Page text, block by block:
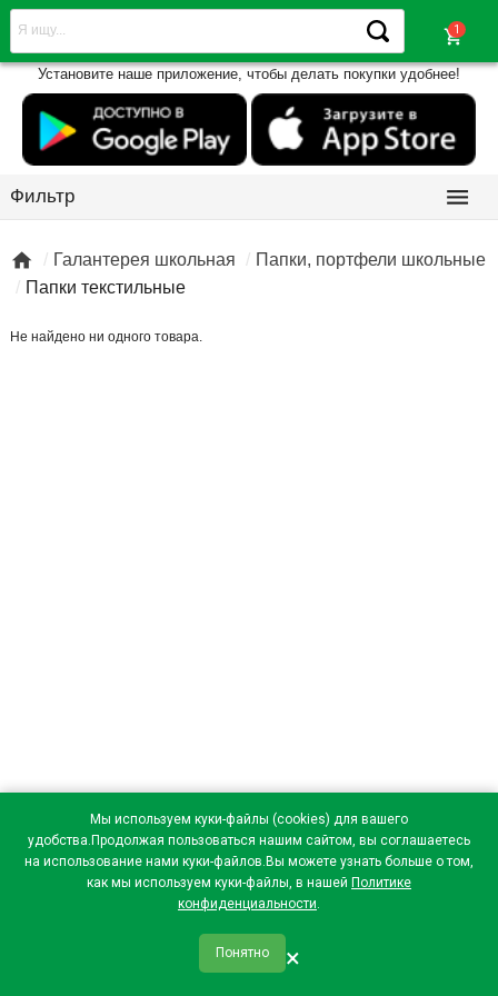
Мы используем куки-файлы (cookies) для вашего
удобства.Продолжая пользоваться нашим сайтом, вы соглашаетесь
на использование нами куки-файлов.Вы можете узнать больше о том,
как мы используем куки-файлы, в нашей Политике
конфиденциальности.
Понятно ×
shopping_cart
Установите наше приложение, чтобы делать покупки удобнее!
Фильтр 
 Галантерея школьная
Папки, портфели школьные
Папки текстильные
Не найдено ни одного товара.
qr_code